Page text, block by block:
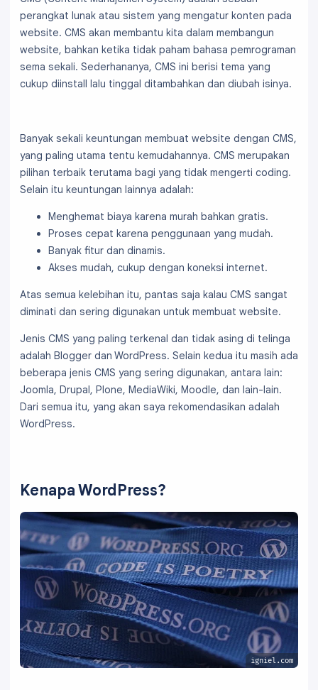
perangkat lunak atau sistem yang mengatur konten pada
website. CMS akan membantu kita dalam membangun
website, bahkan ketika tidak paham bahasa pemrograman
sema sekali. Sederhananya, CMS ini berisi tema yang
cukup diinstall lalu tinggal ditambahkan dan diubah isinya.
Banyak sekali keuntungan membuat website dengan CMS,
yang paling utama tentu kemudahannya. CMS merupakan
pilihan terbaik terutama bagi yang tidak mengerti coding.
Selain itu keuntungan lainnya adalah:
Menghemat biaya karena murah bahkan gratis.
Proses cepat karena penggunaan yang mudah.
Banyak fitur dan dinamis.
Akses mudah, cukup dengan koneksi internet.
Atas semua kelebihan itu, pantas saja kalau CMS sangat
diminati dan sering digunakan untuk membuat website.
Jenis CMS yang paling terkenal dan tidak asing di telinga
adalah Blogger dan WordPress. Selain kedua itu masih ada
beberapa jenis CMS yang sering digunakan, antara lain:
Joomla, Drupal, Plone, MediaWiki, Moodle, dan lain-lain.
Dari semua itu, yang akan saya rekomendasikan adalah
WordPress.
Kenapa WordPress?
igniel.com